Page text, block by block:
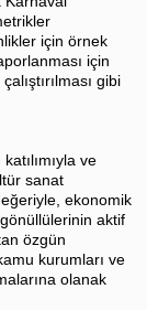
için örnek
için
gibi
ve
sanat
ekonomik
aktif
özgün
kurumları ve
olanak